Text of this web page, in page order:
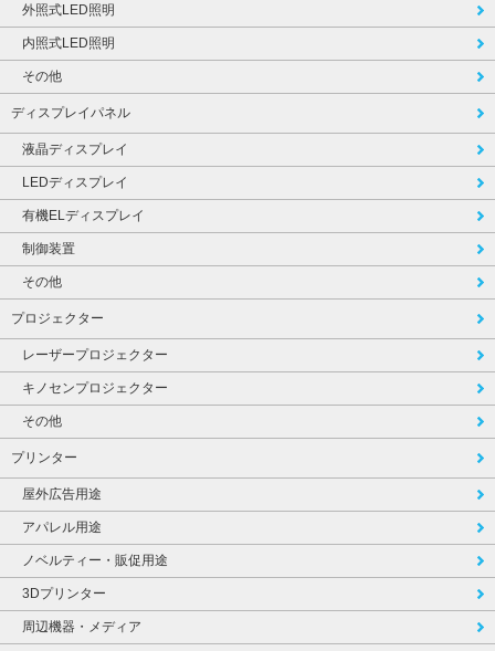
外照式LED照明
内照式LED照明
その他
ディスプレイパネル
液晶ディスプレイ
LEDディスプレイ
有機ELディスプレイ
制御装置
その他
プロジェクター
レーザープロジェクター
キノセンプロジェクター
その他
プリンター
屋外広告用途
アパレル用途
ノベルティー・販促用途
3Dプリンター
周辺機器・メディア